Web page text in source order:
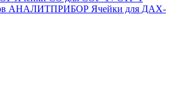
АНАЛИТПРИБОР Ячейки для ДАХ-